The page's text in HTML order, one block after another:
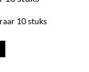
10 stuks